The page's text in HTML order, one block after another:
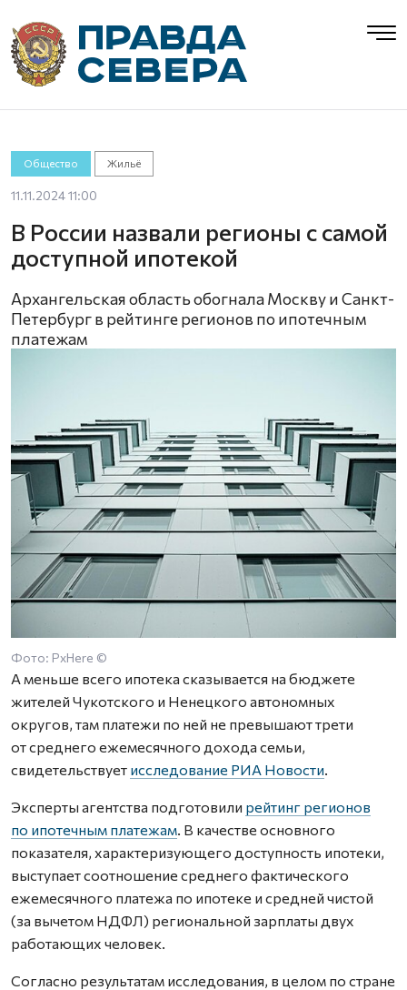
Общество Жильё
11.11.2024 11:00
В России назвали регионы с самой
доступной ипотекой
Архангельская область обогнала Москву и Санкт-
Петербург в рейтинге регионов по ипотечным
платежам
Фото: PxHere ©
А меньше всего ипотека сказывается на бюджете
жителей Чукотского и Ненецкого автономных
округов, там платежи по ней не превышают трети
от среднего ежемесячного дохода семьи,
свидетельствует исследование РИА Новости.
Эксперты агентства подготовили рейтинг регионов
по ипотечным платежам. В качестве основного
показателя, характеризующего доступность ипотеки,
выступает соотношение среднего фактического
ежемесячного платежа по ипотеке и средней чистой
(за вычетом НДФЛ) региональной зарплаты двух
работающих человек.
Согласно результатам исследования, в целом по стране